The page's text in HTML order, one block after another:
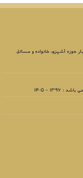
حوزه آشپزی، خانواده و مسائل